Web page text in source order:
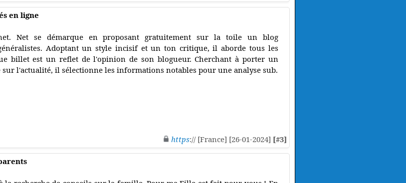
en ligne
Net se démarque en proposant gratuitement sur la toile un blog
Adoptant un style incisif et un ton critique, il aborde tous les
billet est un reflet de l'opinion de son blogueur. Cherchant à porter un
sur l'actualité, il sélectionne les informations notables pour une analyse sub.
https:// [France] [26-01-2024] [#3]